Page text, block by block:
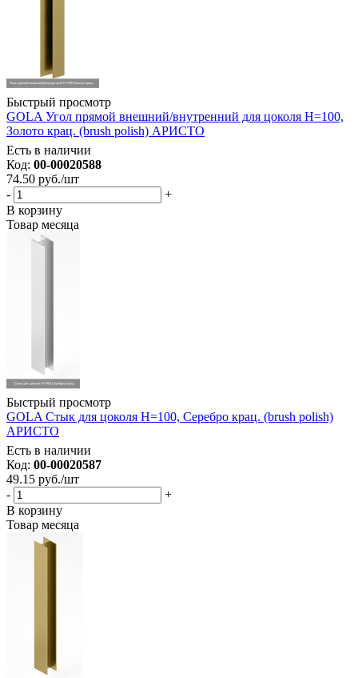
Быстрый просмотр
GOLA Угол прямой внешний/внутренний для цоколя Н=100,
Золото крац. (brush polish) АРИСТО
Есть в наличии
Код: 00-00020588
74.50 руб./шт
-
+
В корзину
Товар месяца
Быстрый просмотр
GOLA Стык для цоколя Н=100, Серебро крац. (brush polish)
АРИСТО
Есть в наличии
Код: 00-00020587
49.15 руб./шт
-
+
В корзину
Товар месяца